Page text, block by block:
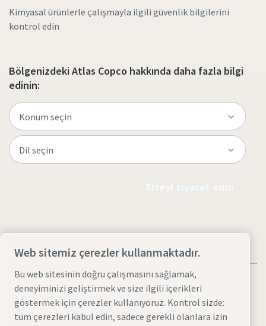
Kimyasal ürünlerle çalışmayla ilgili güvenlik bilgilerini
kontrol edin
Bölgenizdeki Atlas Copco hakkında daha fazla bilgi
edinin:
Yasal Uyarılar ve Gizlilik BildirimleriÇerezleri yönet
Web sitemiz çerezler kullanmaktadır.
Bu web sitesinin doğru çalışmasını sağlamak,
deneyiminizi geliştirmek ve size ilgili içerikleri
göstermek için çerezler kullanıyoruz. Kontrol sizde:
tüm çerezleri kabul edin, sadece gerekli olanlara izin